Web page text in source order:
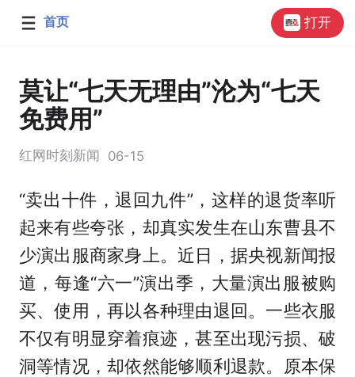
首页 打开
莫让“七天无理由”沦为“七天
免费用”
红网时刻新闻 06-15
“卖出十件，退回九件”，这样的退货率听
起来有些夸张，却真实发生在山东曹县不
少演出服商家身上。近日，据央视新闻报
道，每逢“六一”演出季，大量演出服被购
买、使用，再以各种理由退回。一些衣服
不仅有明显穿着痕迹，甚至出现污损、破
洞等情况，却依然能够顺利退款。原本保